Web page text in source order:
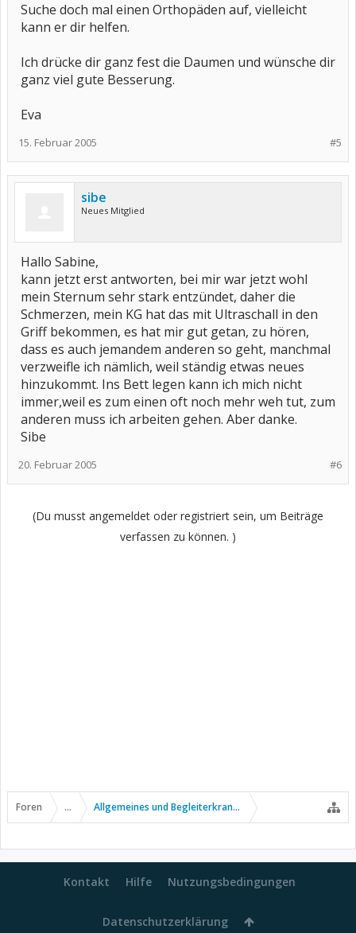
Suche doch mal einen Orthopäden auf, vielleicht
kann er dir helfen.
Ich drücke dir ganz fest die Daumen und wünsche dir
ganz viel gute Besserung.
Eva
#5
15. Februar 2005
sibe
Neues Mitglied
Hallo Sabine,
kann jetzt erst antworten, bei mir war jetzt wohl
mein Sternum sehr stark entzündet, daher die
Schmerzen, mein KG hat das mit Ultraschall in den
Griff bekommen, es hat mir gut getan, zu hören,
dass es auch jemandem anderen so geht, manchmal
verzweifle ich nämlich, weil ständig etwas neues
hinzukommt. Ins Bett legen kann ich mich nicht
immer,weil es zum einen oft noch mehr weh tut, zum
anderen muss ich arbeiten gehen. Aber danke.
Sibe
#6
20. Februar 2005
(Du musst angemeldet oder registriert sein, um Beiträge
verfassen zu können. )
Foren ... Allgemeines und Begleiterkrankungen
Kontakt Hilfe Nutzungsbedingungen
Datenschutzerklärung